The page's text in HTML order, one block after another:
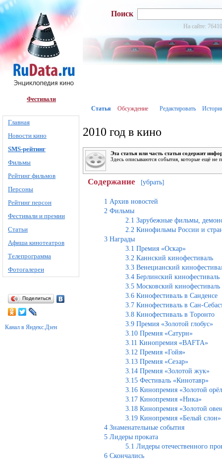
Фестивали
Главная
Новости кино
SMS-рейтинг
Фильмы
Рейтинг фильмов
Персоны
Рейтинг персон
Фестивали и премии
Статьи
Афиша кинотеатров
Телепрограмма
Фотогалереи
Поделиться
Канал в Яндекс.Дзен
Поиск
На сайте:
Статья Обсуждение Редактировать
2010 год в кино
Эта статья или часть статьи содержит
Здесь описываются события, которые ещё не
Содержание [убрать]
1 Архив новостей
2 Фильмы
2.1 Зарубежные фильмы,
2.2 Кинофильмы России и
3 Награды
3.1 Премия «Оскар»
3.2 Каннский кинофестиваль
3.3 Венецианский
3.4 Берлинский кинофестиваль
3.5 Московский кинофестиваль
3.6 Кинофестиваль в Санденсе
3.7 Кинофестиваль в Сан-
3.8 Кинофестиваль в Торонто
3.9 Премия «Золотой глобус»
3.10 Премия «Сатурн»
3.11 Кинопремия «BAFTA»
3.12 Премия «Гойя»
3.13 Премия «Сезар»
3.14 Премия «Золотой жук»
3.15 Фестиваль «Кинотавр»
3.16 Кинопремия «Золотой
3.17 Кинопремия «Ника»
3.18 Кинопремия «Золотой
3.19 Кинопремия «Белый слон»
4 Знаменательные события
5 Лидеры проката
5.1 Лидеры отечественного
6 Скончались